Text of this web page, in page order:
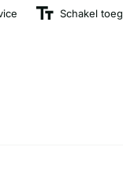
Schakel